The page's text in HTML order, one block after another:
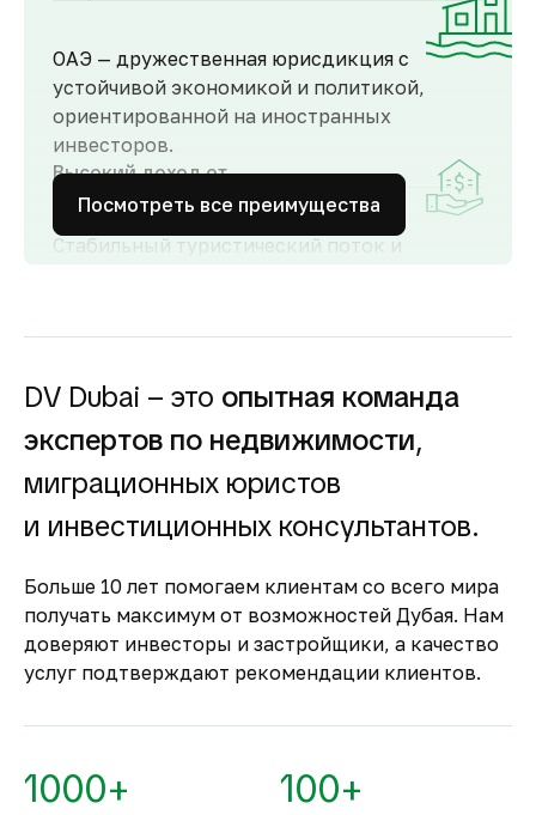
ОАЭ — дружественная юрисдикция с
устойчивой экономикой и политикой,
ориентированной на иностранных
инвесторов.
Высокий доход от
аренды
Стабильный туристический поток и
доходность для инвесторов как от
аренды.
строящуюся
недвижимость
Оплата за объект поступает на эскроу-счёт.
Застройщик сможет получить с него деньги
только после ввода объекта в
Комфортное и
безопасное место для
жизни
По уровню безопасности жизни
занимают второе место в мире.
Посмотреть все преимущества
DV Dubai – это опытная команда
экспертов по недвижимости,
миграционных юристов
и инвестиционных консультантов.
Больше 10 лет помогаем клиентам со всего мира
получать максимум от возможностей Дубая. Нам
доверяют инвесторы и застройщики, а качество
услуг подтверждают рекомендации клиентов.
1000+ 100+